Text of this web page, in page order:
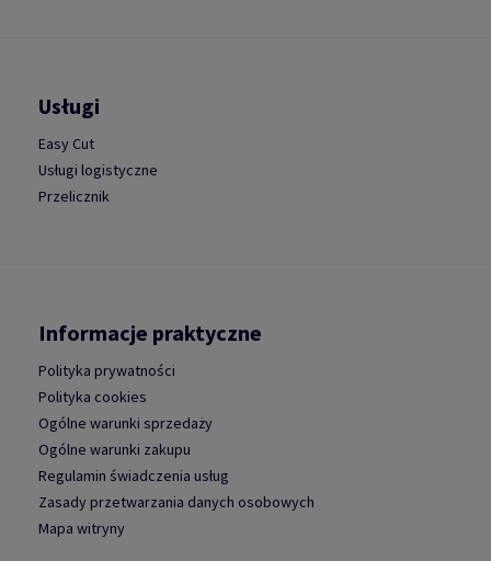
Usługi
Easy Cut
Usługi logistyczne
Przelicznik
Informacje praktyczne
Polityka prywatności
Polityka cookies
Ogólne warunki sprzedaży
Ogólne warunki zakupu
Regulamin świadczenia usług
Zasady przetwarzania danych osobowych
Mapa witryny